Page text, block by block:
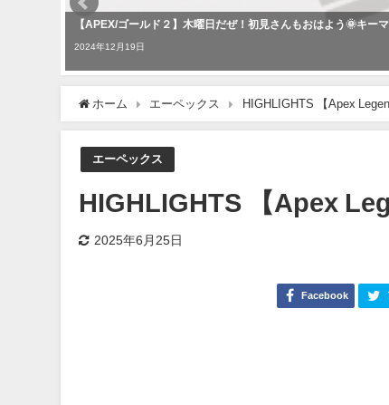
【APEX/ゴールド２】木曜日だぜ！初見さんもおはよう🌞キー
2024年12月19日
ホーム エーペックス HIGHLIGHTS 【Apex
エーペックス
HIGHLIGHTS 【Apex
2025年6月25日
Facebook